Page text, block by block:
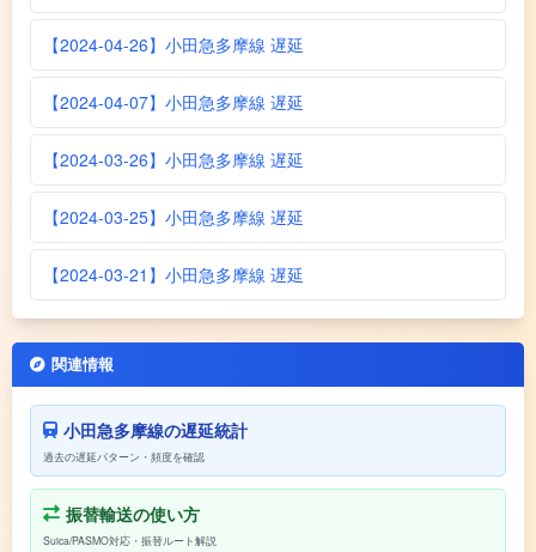
【2024-04-26】小田急多摩線 遅延
【2024-04-07】小田急多摩線 遅延
【2024-03-26】小田急多摩線 遅延
【2024-03-25】小田急多摩線 遅延
【2024-03-21】小田急多摩線 遅延
関連情報
小田急多摩線の遅延統計
過去の遅延パターン・頻度を確認
振替輸送の使い方
Suica/PASMO対応・振替ルート解説